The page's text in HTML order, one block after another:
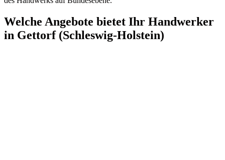
Welche Angebote bietet Ihr Handwerker
in Gettorf (Schleswig-Holstein)